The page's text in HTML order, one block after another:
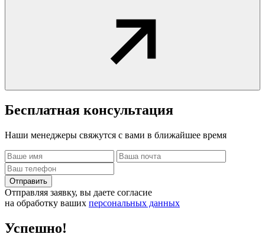
Бесплатная консультация
Наши менеджеры свяжутся с вами в ближайшее время
Отправить
Отправляя заявку, вы даете согласие
на обработку ваших персональных данных
Успешно!